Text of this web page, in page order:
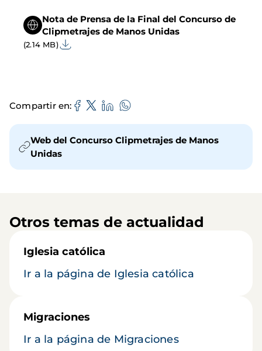
Nota de Prensa de la Final del Concurso de
Clipmetrajes de Manos Unidas
(2.14 MB)
Compartir en
Web del Concurso Clipmetrajes de Manos
Unidas
Otros temas de actualidad
Iglesia católica
Ir a la página de Iglesia católica
Migraciones
Ir a la página de Migraciones